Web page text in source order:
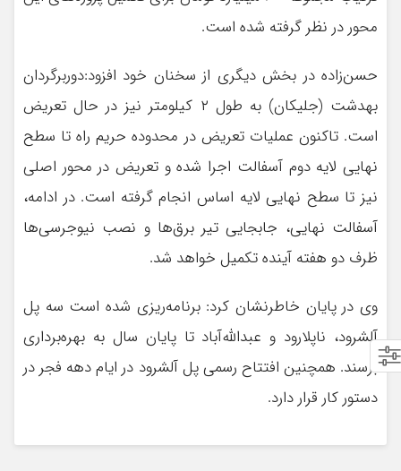
محور در نظر گرفته شده است.
حسن‌زاده در بخش دیگری از سخنان خود افزود:دوربرگردان
بهدشت (جلیکان) به طول ۲ کیلومتر نیز در حال تعریض
است. تاکنون عملیات تعریض در محدوده حریم راه تا سطح
نهایی لایه دوم آسفالت اجرا شده و تعریض در محور اصلی
نیز تا سطح نهایی لایه اساس انجام گرفته است. در ادامه،
آسفالت نهایی، جابجایی تیر برق‌ها و نصب نیوجرسی‌ها
ظرف دو هفته آینده تکمیل خواهد شد.
وی در پایان خاطرنشان کرد: برنامه‌ریزی شده است سه پل
آلشرود، ناپلارود و عبدالله‌آباد تا پایان سال به بهره‌برداری
برسند. همچنین افتتاح رسمی پل آلشرود در ایام دهه فجر در
دستور کار قرار دارد.